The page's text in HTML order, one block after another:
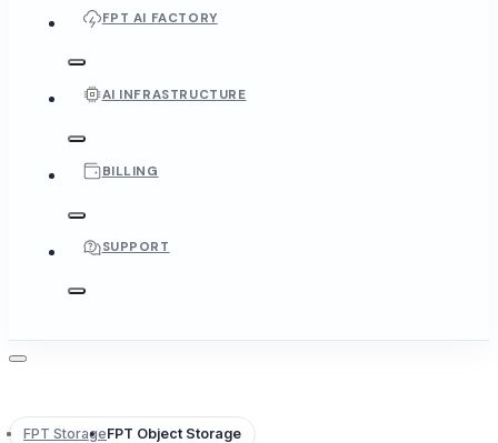
FPT AI FACTORY
AI INFRASTRUCTURE
BILLING
SUPPORT
FPT StorageFPT Object Storage